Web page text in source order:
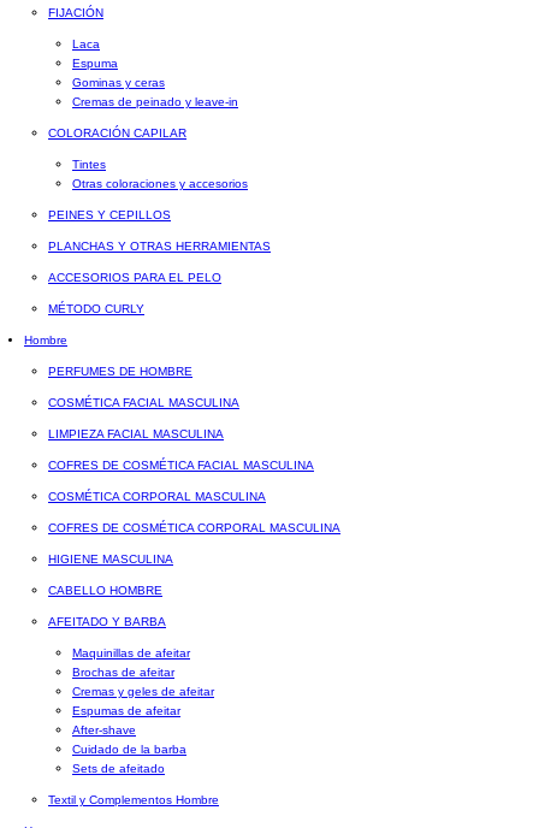
FIJACIÓN
Laca
Espuma
Gominas y ceras
Cremas de peinado y leave-in
COLORACIÓN CAPILAR
Tintes
Otras coloraciones y accesorios
PEINES Y CEPILLOS
PLANCHAS Y OTRAS HERRAMIENTAS
ACCESORIOS PARA EL PELO
MÉTODO CURLY
Hombre
PERFUMES DE HOMBRE
COSMÉTICA FACIAL MASCULINA
LIMPIEZA FACIAL MASCULINA
COFRES DE COSMÉTICA FACIAL MASCULINA
COSMÉTICA CORPORAL MASCULINA
COFRES DE COSMÉTICA CORPORAL MASCULINA
HIGIENE MASCULINA
CABELLO HOMBRE
AFEITADO Y BARBA
Maquinillas de afeitar
Brochas de afeitar
Cremas y geles de afeitar
Espumas de afeitar
After-shave
Cuidado de la barba
Sets de afeitado
Textil y Complementos Hombre